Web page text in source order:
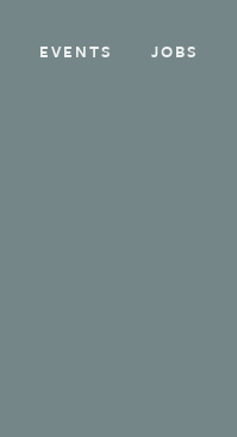
EVENTS JOBS